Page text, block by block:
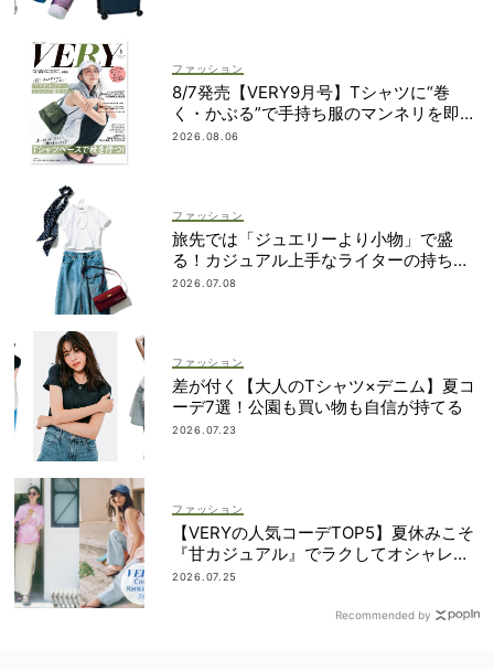
ファッション
8/7発売【VERY9月号】Tシャツに“巻
く・かぶる”で手持ち服のマンネリを即解
決！
2026.08.06
ファッション
旅先では「ジュエリーより小物」で盛
る！カジュアル上手なライターの持ち物
リスト
2026.07.08
ファッション
差が付く【大人のTシャツ×デニム】夏コ
ーデ7選！公園も買い物も自信が持てる
2026.07.23
ファッション
【VERYの人気コーデTOP5】夏休みこそ
『甘カジュアル』でラクしてオシャレ！
｜7/1〜10
2026.07.25
Recommended by